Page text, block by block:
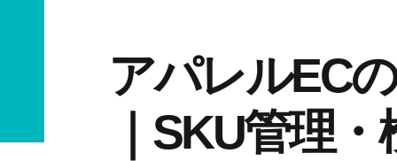
アパレルEC
｜SKU管理